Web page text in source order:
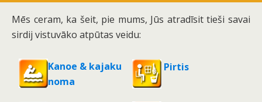
Mēs ceram, ka šeit, pie mums, Jūs atradīsit tieši savai
sirdij vistuvāko atpūtas veidu:
Kanoe & kajaku
noma
Pirtis